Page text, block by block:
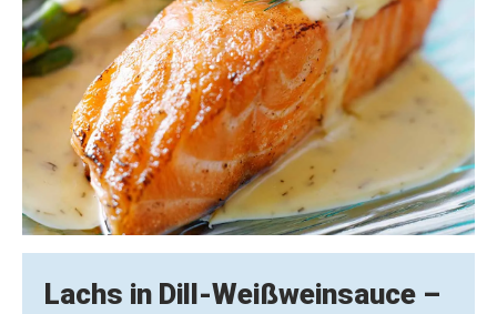
Lachs in Dill-Weißweinsauce –